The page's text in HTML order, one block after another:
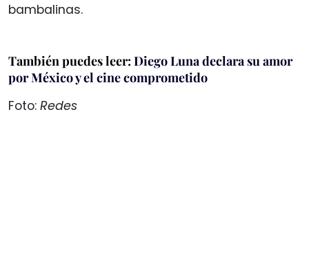
bambalinas.
También puedes leer: Diego Luna declara su amor
por México y el cine comprometido
Foto: Redes